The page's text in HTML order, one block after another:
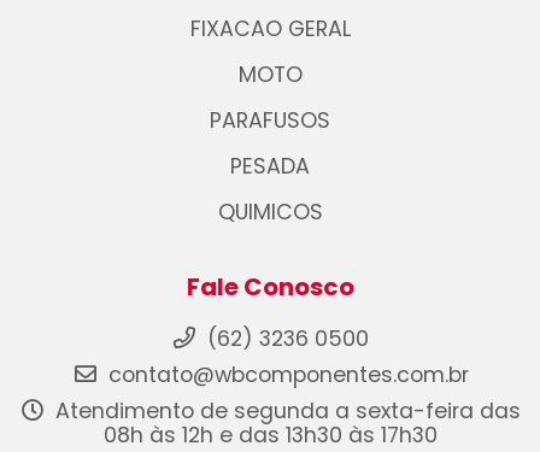
FIXACAO GERAL
MOTO
PARAFUSOS
PESADA
QUIMICOS
Fale Conosco
(62) 3236 0500
contato@wbcomponentes.com.br
Atendimento de segunda a sexta-feira das
08h às 12h e das 13h30 às 17h30